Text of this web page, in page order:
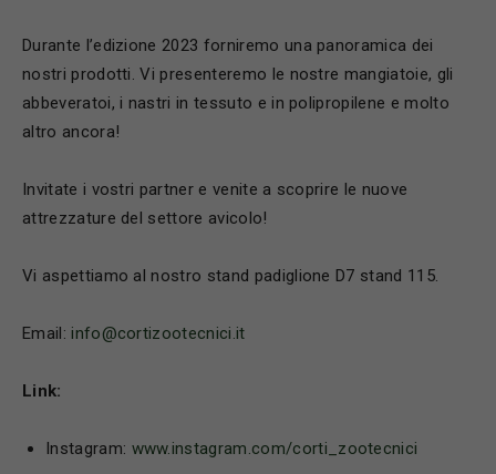
Durante l’edizione 2023 forniremo una panoramica dei
nostri prodotti. Vi presenteremo le nostre mangiatoie, gli
abbeveratoi, i nastri in tessuto e in polipropilene e molto
altro ancora!
Invitate i vostri partner e venite a scoprire le nuove
attrezzature del settore avicolo!
Vi aspettiamo al nostro stand padiglione D7 stand 115.
Email:info@cortizootecnici.it
Link:
Instagram: www.instagram.com/corti_zootecnici